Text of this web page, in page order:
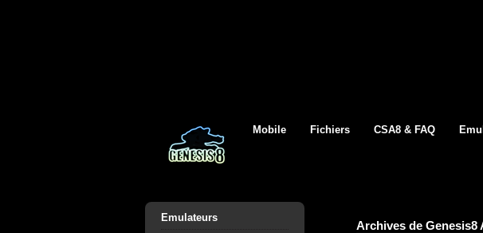
Mobile Fichiers CSA8 & FAQ
Emulateurs
Archives de Genesis8